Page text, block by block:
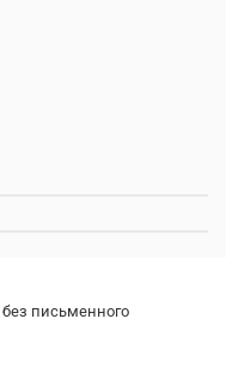
письменного